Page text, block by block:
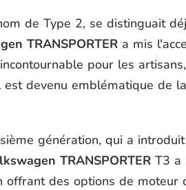
de Type 2, se distinguait
TRANSPORTER a mis
pour les
devenu emblématique de
génération, qui a
TRANSPORTER T3 a
des options de moteur